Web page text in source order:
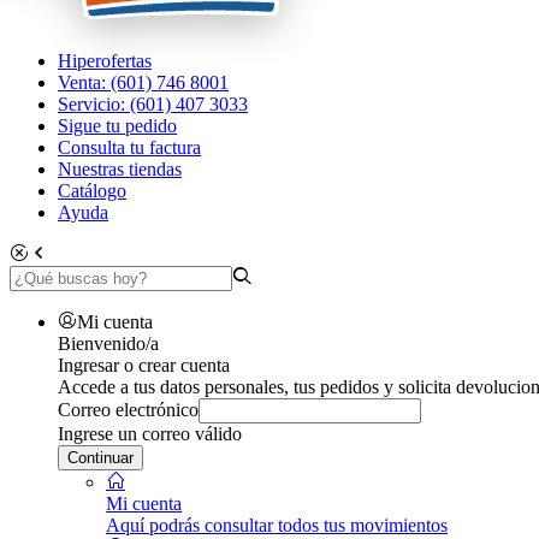
Hiperofertas
Venta: (601) 746 8001
Servicio: (601) 407 3033
Sigue tu pedido
Consulta tu factura
Nuestras tiendas
Catálogo
Ayuda
Mi cuenta
Bienvenido/a
Ingresar o crear cuenta
Accede a tus datos personales, tus pedidos y solicita
Correo electrónico
Ingrese un correo válido
Continuar
Mi cuenta
Aquí podrás consultar todos tus movimientos